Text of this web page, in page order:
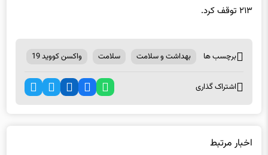
۲۱۳ توقف کرد.
برچسب ها بهداشت و سلامت سلامت واکسن کووید 19
اشتراک گذاری
اخبار مرتبط